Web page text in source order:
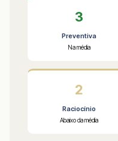
3
Preventiva
Na média
2
Raciocínio
Abaixo da média